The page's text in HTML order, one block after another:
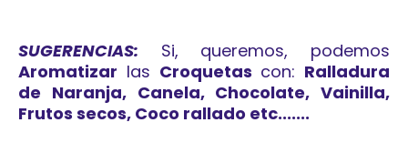
SUGERENCIAS: Si, queremos, podemos
Aromatizar las Croquetas con: Ralladura
de Naranja, Canela, Chocolate, Vainilla,
Frutos secos, Coco rallado etc.......